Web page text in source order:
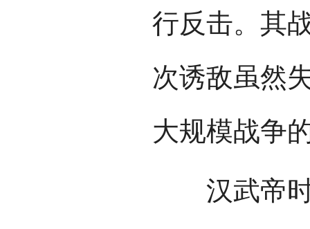
行反击。其
次诱敌虽然
大规模战争
汉武帝时